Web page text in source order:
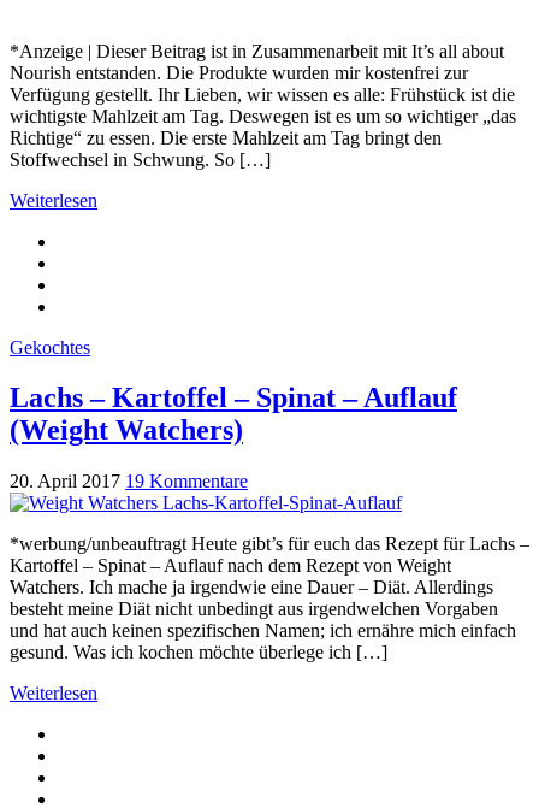
*Anzeige | Dieser Beitrag ist in Zusammenarbeit mit It’s all about
Nourish entstanden. Die Produkte wurden mir kostenfrei zur
Verfügung gestellt. Ihr Lieben, wir wissen es alle: Frühstück ist die
wichtigste Mahlzeit am Tag. Deswegen ist es um so wichtiger „das
Richtige“ zu essen. Die erste Mahlzeit am Tag bringt den
Stoffwechsel in Schwung. So […]
Weiterlesen
Gekochtes
Lachs – Kartoffel – Spinat – Auflauf
(Weight Watchers)
20. April 2017 19 Kommentare
*werbung/unbeauftragt Heute gibt’s für euch das Rezept für Lachs –
Kartoffel – Spinat – Auflauf nach dem Rezept von Weight
Watchers. Ich mache ja irgendwie eine Dauer – Diät. Allerdings
besteht meine Diät nicht unbedingt aus irgendwelchen Vorgaben
und hat auch keinen spezifischen Namen; ich ernähre mich einfach
gesund. Was ich kochen möchte überlege ich […]
Weiterlesen